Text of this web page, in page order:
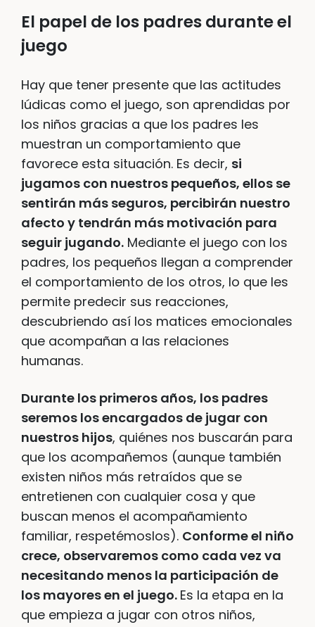
El papel de los padres durante el
juego
Hay que tener presente que las actitudes
lúdicas como el juego, son aprendidas por
los niños gracias a que los padres les
muestran un comportamiento que
favorece esta situación. Es decir, si
jugamos con nuestros pequeños, ellos se
sentirán más seguros, percibirán nuestro
afecto y tendrán más motivación para
seguir jugando. Mediante el juego con los
padres, los pequeños llegan a comprender
el comportamiento de los otros, lo que les
permite predecir sus reacciones,
descubriendo así los matices emocionales
que acompañan a las relaciones
humanas.
Durante los primeros años, los padres
seremos los encargados de jugar con
nuestros hijos, quiénes nos buscarán para
que los acompañemos (aunque también
existen niños más retraídos que se
entretienen con cualquier cosa y que
buscan menos el acompañamiento
familiar, respetémoslos). Conforme el niño
crece, observaremos como cada vez va
necesitando menos la participación de
los mayores en el juego. Es la etapa en la
que empieza a jugar con otros niños,